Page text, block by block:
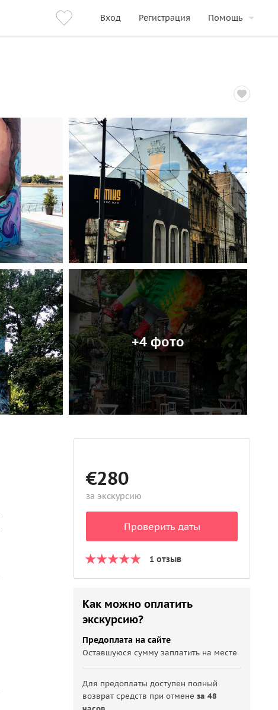
Вход Регистрация Помощь
+4 фото
€280
за экскурсию
Проверить даты
1 отзыв
Как можно оплатить
экскурсию?
Предоплата на сайте
Оставшуюся сумму заплатить на месте
Для предоплаты доступен полный
возврат средств при отменеза 48